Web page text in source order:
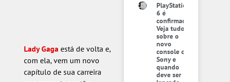
Lady Gaga está de volta e,
com ela, vem um novo
capítulo de sua carreira
PlayStation
6 é
confirmado:
Veja tudo
sobre o
novo
console da
Sony e
quando
deve ser